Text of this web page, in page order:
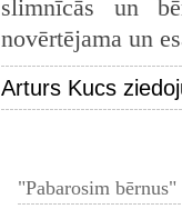
slimnīcās un
novērtējama un
Arturs Kucs
"Pabarosim